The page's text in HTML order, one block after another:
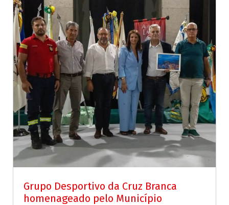
Grupo Desportivo da Cruz Branca
homenageado pelo Município